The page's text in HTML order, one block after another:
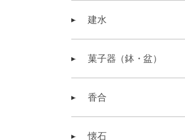
建水
菓子器（鉢・盆）
香合
懐石